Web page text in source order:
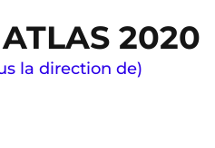
2020
la direction de)